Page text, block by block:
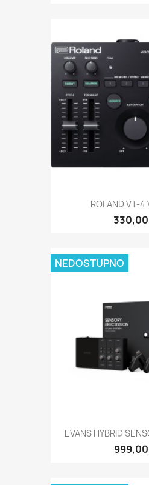
ROLAND VT-4
EVANS HYBRID
NEDOSTUPNO